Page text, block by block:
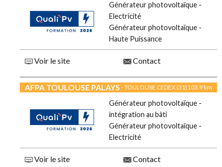
Générateur photovoltaïque -
Electricité
Générateur photovoltaïque -
Haute Puissance
Voir le site Contact
AFPA TOULOUSE PALAYS - TOULOUSE CEDEX (31)103.9 km
Générateur photovoltaïque -
intégration au bâti
Générateur photovoltaïque -
Electricité
Voir le site Contact